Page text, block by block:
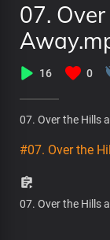
07.
16 0
07. Over the Hills
#07. Over the
07. Over the Hills